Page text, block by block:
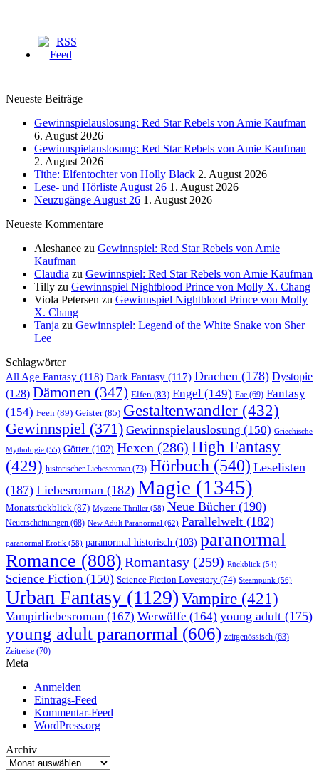
Neueste Beiträge
Gewinnspielauslosung: Red Star Rebels von Amie Kaufman
6. August 2026
Gewinnspielauslosung: Red Star Rebels von Amie Kaufman
2. August 2026
Tithe: Elfentochter von Holly Black 2. August 2026
Lese- und Hörliste August 26 1. August 2026
Neuzugänge August 26 1. August 2026
Neueste Kommentare
Aleshanee zu Gewinnspiel: Red Star Rebels von Amie
Kaufman
Claudia zu Gewinnspiel: Red Star Rebels von Amie Kaufman
Tilly zu Gewinnspiel Nightblood Prince von Molly X. Chang
Viola Petersen zu Gewinnspiel Nightblood Prince von Molly
X. Chang
Tanja zu Gewinnspiel: Legend of the White Snake von Sher
Lee
Schlagwörter
All Age Fantasy (118) Dark Fantasy (117) Drachen (178) Dystopie
(128) Dämonen (347) Elfen (83) Engel (149) Fae (69) Fantasy
(154) Feen (89) Geister(85) Gestaltenwandler (432)
Gewinnspiel (371) Gewinnspielauslosung (150) Griechische
Mythologie (55) Götter (102) Hexen (286) High Fantasy
(429) historischer Liebesroman (73) Hörbuch (540) Leselisten
(187) Liebesroman (182) Magie (1345)
Monatsrückblick (87) Mysterie Thriller (58) Neue Bücher (190)
Neuerscheinungen (68) New Adult Paranormal (62) Parallelwelt (182)
paranormal Erotik (58) paranormal historisch (103) paranormal
Romance (808) Romantasy (259) Rückblick (54)
Science Fiction (150) Science Fiction Lovestory (74) Steampunk (56)
Urban Fantasy (1129) Vampire (421)
Vampirliebesroman (167) Werwölfe (164) young adult (175)
young adult paranormal (606) zeitgenössisch (63)
Zeitreise (70)
Meta
Anmelden
Eintrags-Feed
Kommentar-Feed
WordPress.org
Archiv
Archiv